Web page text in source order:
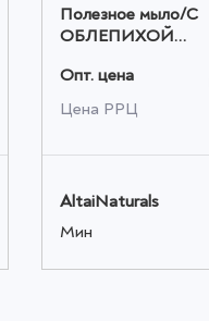
Полезное мыло/С
ОБЛЕПИХОЙ
гр. оптом
Опт. цена
Цена РРЦ
AltaiNaturals
Мин